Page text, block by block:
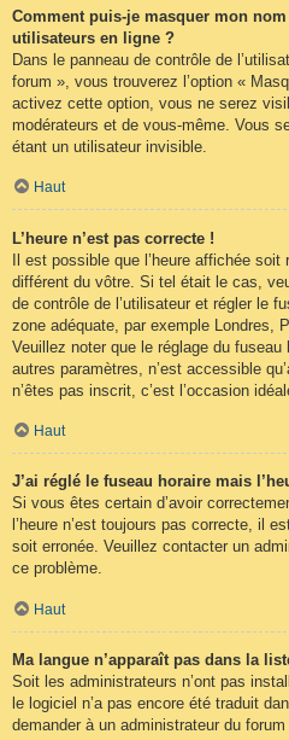
Comment puis-je masquer mon
utilisateurs en ligne ?
Dans le panneau de contrôle de
forum », vous trouverez l’option «
activez cette option, vous ne serez
modérateurs et de vous-même. Vous
étant un utilisateur invisible.
Haut
L’heure n’est pas correcte !
Il est possible que l’heure affichée soit
différent du vôtre. Si tel était le cas,
de contrôle de l’utilisateur et régler le
zone adéquate, par exemple Londres,
Veuillez noter que le réglage du
autres paramètres, n’est accessible
n’êtes pas inscrit, c’est l’occasion
Haut
J’ai réglé le fuseau horaire mais
Si vous êtes certain d’avoir
l’heure n’est toujours pas correcte, il
soit erronée. Veuillez contacter un
ce problème.
Haut
Ma langue n’apparaît pas dans la
Soit les administrateurs n’ont pas
le logiciel n’a pas encore été traduit
demander à un administrateur du